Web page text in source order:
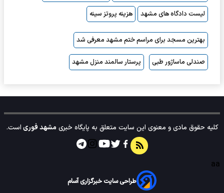
لیست دادگاه های مشهد
هزینه پروتز سینه
بهترین مسجد برای مراسم ختم مشهد معرفی شد
صندلی ماساژور طبی پرستار سالمند منزل مشهد
کلیه حقوق مادی و معنوی این سایت متعلق به پایگاه خبریمشهد فوریاست.
aa
طراحی سایت خبرگزاری آسام